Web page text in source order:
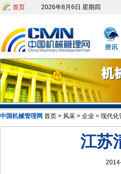
首页 2026年8月6日 星期四
中国机械管理网 首页 > 风采 > 企业 > 现代化
发改委
江苏